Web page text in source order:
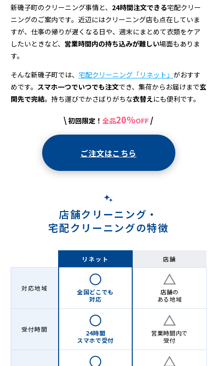
＆
宅
配
[sc
name="servicearea-
town-
common"]
name="servicearea-
name="servicearea-
town-
common"]
[/sc]
新磯子町のクリーニング事情と、 24時間注文できる宅配クリー
ニングのご案内です。近辺にはクリーニング店も点在していま
すが、仕事の帰りが遅くなる日や、週末にまとめて衣類をケア
したいときなど、 営業時間内の持ち込みが難しい場面もありま
す。
そんな新磯子町では、 宅配クリーニング「リネット」 がおすす
めです。 スマホ一つでいつでも注文でき、集荷からお届けまで玄
関先で完結。持ち運びでかさばりがちな衣替えにも便利です。
\ 初回限定！ 全品20%OFF /
ご注文はこちら
店舗クリーニング・
宅配クリーニングの特徴
リネット 店舗
対応地域
全国どこでも
対応
店舗の
ある地域
受付時間
24時間
スマホで受付
営業時間内で
受付